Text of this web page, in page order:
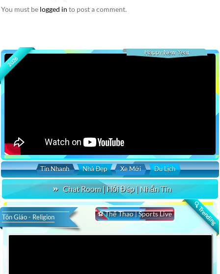
You must be logged in to post a comment.
2026
Happy New Year
Tin Nhanh Nhà Đẹp Xe Mới Du Lịch
Chat Room | Hỏi Đáp | Nhắn Tin
🔍 Trending
⚽ Thể Thao | Sports Live
Tôn Giáo - Religion